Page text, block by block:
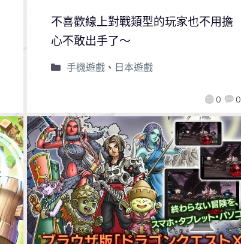
0 0
不喜歡線上對戰類型的玩家也不用擔
心不敢出手了～
手機遊戲、 日本遊戲